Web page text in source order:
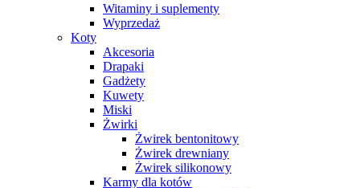
Witaminy i suplementy
Wyprzedaż
Koty
Akcesoria
Drapaki
Gadżety
Kuwety
Miski
Żwirki
Żwirek bentonitowy
Żwirek drewniany
Żwirek silikonowy
Karmy dla kotów